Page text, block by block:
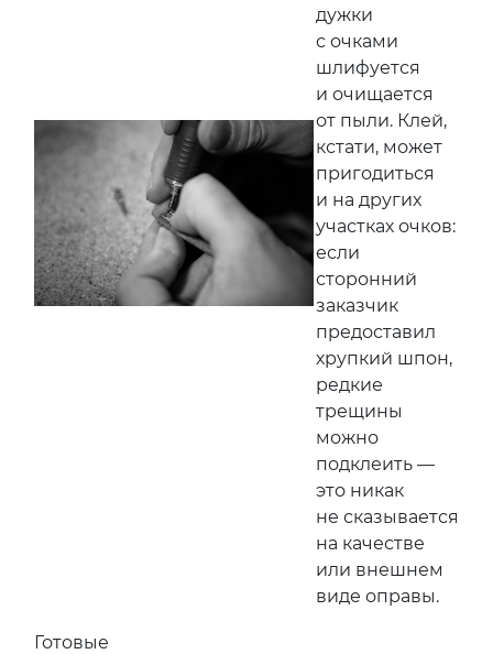
дужки
с очками
шлифуется
и очищается
от пыли. Клей,
кстати, может
пригодиться
и на других
участках очков:
если
сторонний
заказчик
предоставил
хрупкий шпон,
редкие
трещины
можно
подклеить —
это никак
не сказывается
на качестве
или внешнем
виде оправы.
Готовые